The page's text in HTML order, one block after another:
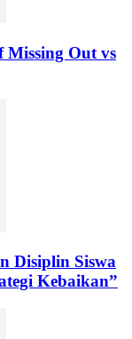
Missing Out vs
Disiplin Siswa
Kebaikan”